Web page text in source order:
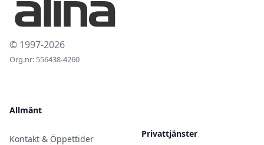
© 1997-2026
Org.nr: 556438-4260
Allmänt
Kontakt & Öppettider Privattjänster